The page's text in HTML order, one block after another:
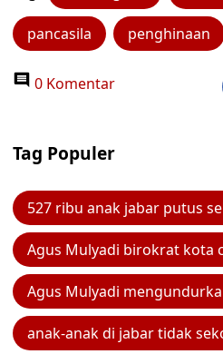
pancasila penghinaan
0 Komentar
Tag Populer
527 ribu anak jabar putus
Agus Mulyadi birokrat kota
Agus Mulyadi
anak-anak di jabar tidak